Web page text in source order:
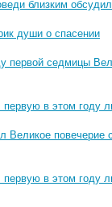
близким
души о спасении
первой седмицы
в этом году
Великое повечерие
в этом году